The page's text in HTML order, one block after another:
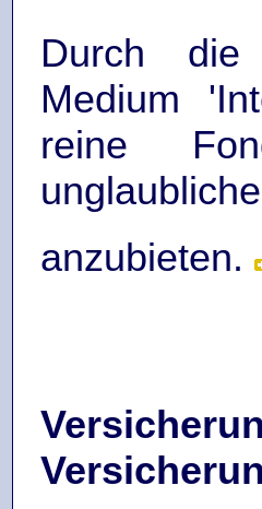
Durch die
Medium
reine
anzubieten.